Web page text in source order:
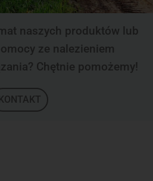
naszych produktów lub
ze nalezieniem
Chętnie pomożemy!
KONTAKT